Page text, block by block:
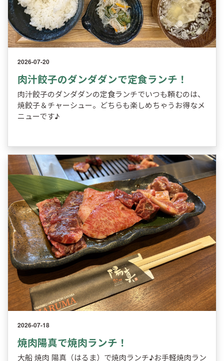
2026-07-20
肉汁餃子のダンダダンで定食ランチ！
肉汁餃子のダンダダンの定食ランチでいつも頼むのは、
焼餃子＆チャーシュー。どちらも楽しめちゃうお得なメ
ニューです♪
2026-07-18
焼肉陽真で焼肉ランチ！
大船 焼肉 陽真（はるま）で焼肉ランチ♪お手軽焼肉ラン